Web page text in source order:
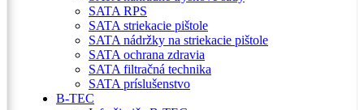
SATA RPS
SATA striekacie pištole
SATA nádržky na striekacie pištole
SATA ochrana zdravia
SATA filtračná technika
SATA príslušenstvo
B-TEC